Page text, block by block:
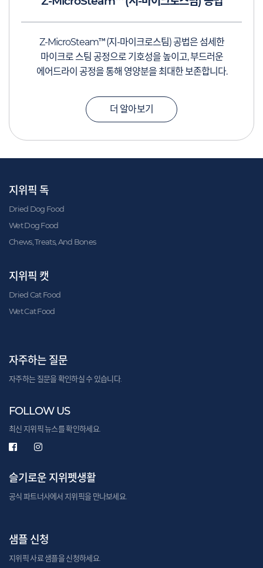
Z-MicroSteam™(지-마이크로스팀) 공법은 섬세한
마이크로 스팀 공정으로 기호성을 높이고, 부드러운
에어드라이 공정을 통해 영양분을 최대한 보존합니다.
더 알아보기
지위픽 독
Dried Dog Food
Wet Dog Food
Chews, Treats, And Bones
지위픽 캣
Dried Cat Food
Wet Cat Food
자주하는 질문
자주하는 질문을 확인하실 수 있습니다.
FOLLOW US
최신 지위픽 뉴스를 확인하세요.
슬기로운 지위펫생활
공식 파트너사에서 지위픽을 만나보세요.
샘플 신청
지위픽 사료 샘플을 신청하세요.